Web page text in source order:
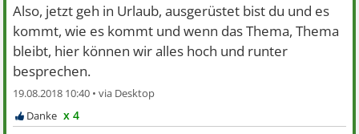
Also, jetzt geh in Urlaub, ausgerüstet bist du und es
kommt, wie es kommt und wenn das Thema, Thema
bleibt, hier können wir alles hoch und runter
besprechen.
19.08.2018 10:40 •
x 4